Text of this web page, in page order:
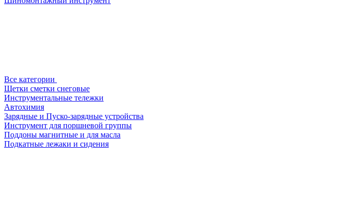
Все категории
Щетки сметки снеговые
Инструментальные тележки
Автохимия
Зарядные и Пуско-зарядные устройства
Инструмент для поршневой группы
Поддоны магнитные и для масла
Подкатные лежаки и сидения